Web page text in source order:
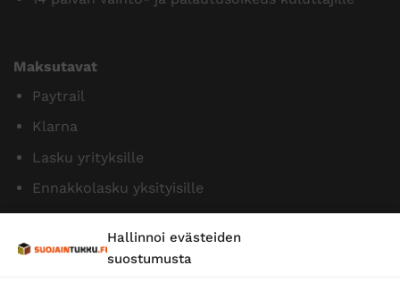
Hallinnoi evästeiden
suostumusta
Maksutavat
Paytrail
Klarna
Lasku yrityksille
Ennakkolasku yksityisille